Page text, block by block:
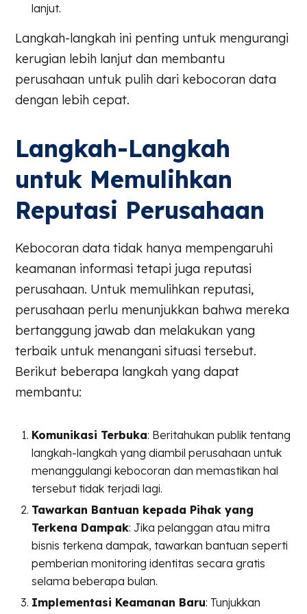
lanjut.
Langkah-langkah ini penting untuk mengurangi
kerugian lebih lanjut dan membantu
perusahaan untuk pulih dari kebocoran data
dengan lebih cepat.
Langkah-Langkah
untuk Memulihkan
Reputasi Perusahaan
Kebocoran data tidak hanya mempengaruhi
keamanan informasi tetapi juga reputasi
perusahaan. Untuk memulihkan reputasi,
perusahaan perlu menunjukkan bahwa mereka
bertanggung jawab dan melakukan yang
terbaik untuk menangani situasi tersebut.
Berikut beberapa langkah yang dapat
membantu:
Komunikasi Terbuka: Beritahukan publik tentang
langkah-langkah yang diambil perusahaan untuk
menanggulangi kebocoran dan memastikan hal
tersebut tidak terjadi lagi.
Tawarkan Bantuan kepada Pihak yang
Terkena Dampak: Jika pelanggan atau mitra
bisnis terkena dampak, tawarkan bantuan seperti
pemberian monitoring identitas secara gratis
selama beberapa bulan.
Implementasi Keamanan Baru: Tunjukkan